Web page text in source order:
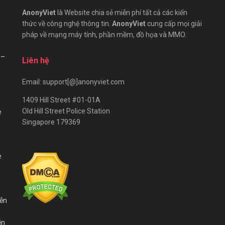
AnonyViet là Website chia sẻ miễn phí tất cả các kiến
thức về công nghệ thông tin. AnonyViet cung cấp mọi giải
pháp về mạng máy tính, phần mềm, đồ họa và MMO.
Liên hệ
Email: support[@]anonyviet.com
1409 Hill Street #01-01A
Old Hill Street Police Station
Singapore 179369